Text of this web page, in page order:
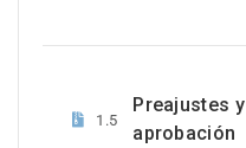
1.5
Preajustes y
aprobación